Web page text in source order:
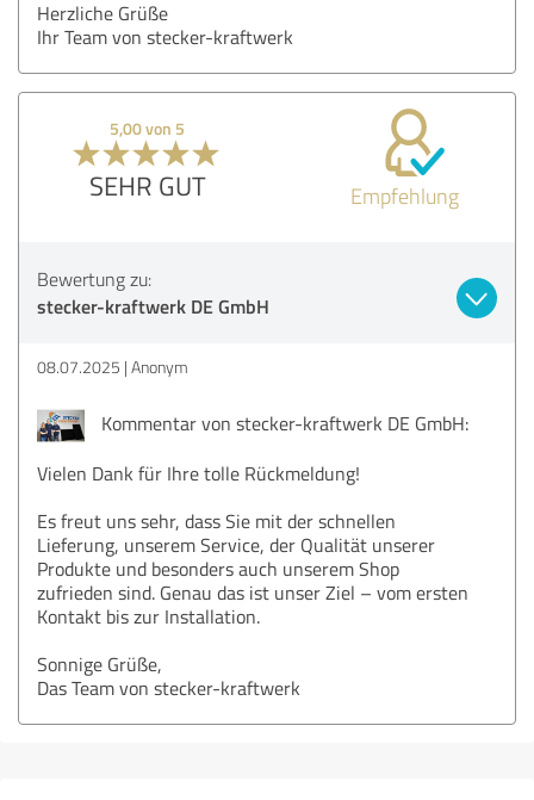
Herzliche Grüße
Ihr Team von stecker-kraftwerk
5,00 von 5
SEHR GUT Empfehlung
Bewertung zu:
stecker-kraftwerk DE GmbH
08.07.2025 Anonym
Kommentar von stecker-kraftwerk DE GmbH:
Vielen Dank für Ihre tolle Rückmeldung!
Es freut uns sehr, dass Sie mit der schnellen
Lieferung, unserem Service, der Qualität unserer
Produkte und besonders auch unserem Shop
zufrieden sind. Genau das ist unser Ziel – vom ersten
Kontakt bis zur Installation.
Sonnige Grüße,
Das Team von stecker-kraftwerk